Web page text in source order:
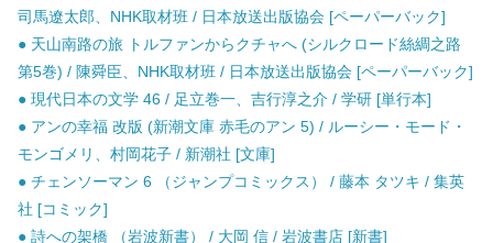
司馬遼太郎、NHK取材班 / 日本放送出版協会 [ペーパーバック]
● 天山南路の旅 トルファンからクチャへ (シルクロード絲綢之路
第5巻) / 陳舜臣、NHK取材班 / 日本放送出版協会 [ペーパーバック]
● 現代日本の文学 46 / 足立巻一、吉行淳之介 / 学研 [単行本]
● アンの幸福 改版 (新潮文庫 赤毛のアン 5) / ルーシー・モード・
モンゴメリ、村岡花子 / 新潮社 [文庫]
● チェンソーマン 6 （ジャンプコミックス） / 藤本 タツキ / 集英
社 [コミック]
● 詩への架橋 （岩波新書） / 大岡 信 / 岩波書店 [新書]